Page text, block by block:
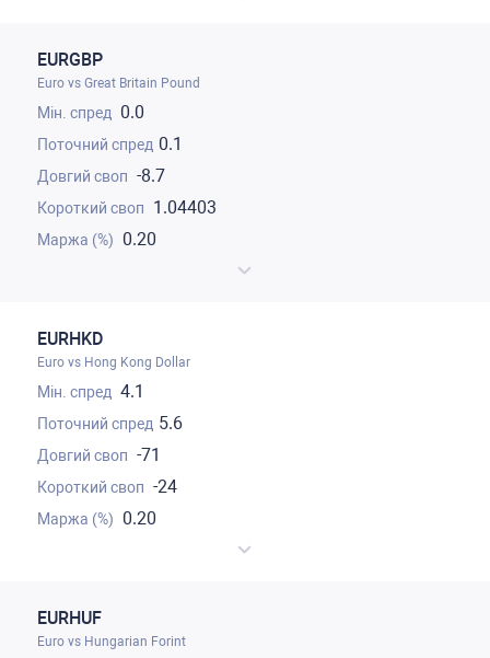
EURGBP
Euro vs Great Britain Pound
0.0
0.1
-8.7
1.04403
0.20
EURHKD
Euro vs Hong Kong Dollar
4.1
5.6
-71
-24
0.20
EURHUF
Euro vs Hungarian Forint